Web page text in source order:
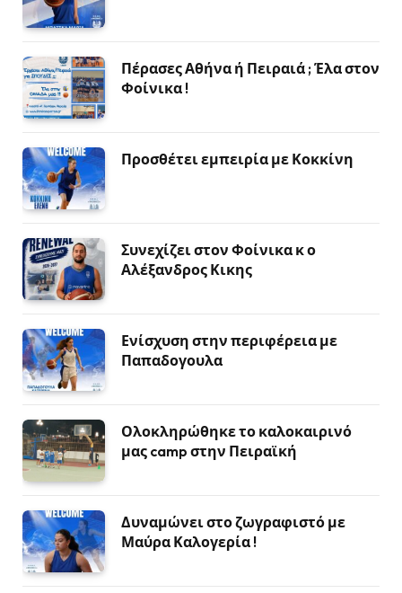
Πέρασες Αθήνα ή Πειραιά ; Έλα στον
Φοίνικα !
Προσθέτει εμπειρία με Κοκκίνη
Συνεχίζει στον Φοίνικα κ ο
Αλέξανδρος Κικης
Ενίσχυση στην περιφέρεια με
Παπαδογουλα
Ολοκληρώθηκε το καλοκαιρινό
μας camp στην Πειραϊκή
Δυναμώνει στο ζωγραφιστό με
Μαύρα Καλογερία !